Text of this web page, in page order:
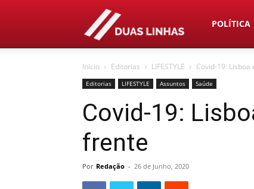
Duas
Linhas
POLÍTICA
Início Editorias LIFESTYLE Covid-19:
Editorias LIFESTYLE Assuntos Saúde
Covid-19:
frente
Por Redação - 26 de Junho, 2020